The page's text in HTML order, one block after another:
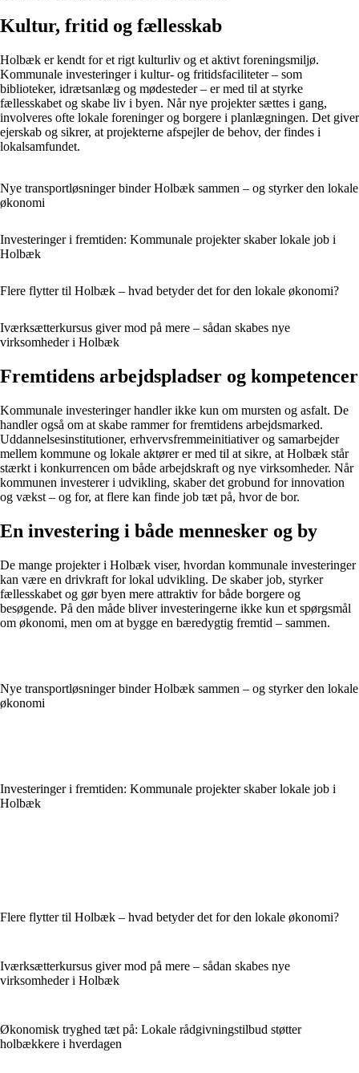
Kultur, fritid og fællesskab
Holbæk er kendt for et rigt kulturliv og et aktivt foreningsmiljø.
Kommunale investeringer i kultur- og fritidsfaciliteter – som
biblioteker, idrætsanlæg og mødesteder – er med til at styrke
fællesskabet og skabe liv i byen. Når nye projekter sættes i gang,
involveres ofte lokale foreninger og borgere i planlægningen. Det giver
ejerskab og sikrer, at projekterne afspejler de behov, der findes i
lokalsamfundet.
Nye transportløsninger binder Holbæk sammen – og styrker den lokale
økonomi
Investeringer i fremtiden: Kommunale projekter skaber lokale job i
Holbæk
Flere flytter til Holbæk – hvad betyder det for den lokale økonomi?
Iværksætterkursus giver mod på mere – sådan skabes nye
virksomheder i Holbæk
Fremtidens arbejdspladser og kompetencer
Kommunale investeringer handler ikke kun om mursten og asfalt. De
handler også om at skabe rammer for fremtidens arbejdsmarked.
Uddannelsesinstitutioner, erhvervsfremmeinitiativer og samarbejder
mellem kommune og lokale aktører er med til at sikre, at Holbæk står
stærkt i konkurrencen om både arbejdskraft og nye virksomheder. Når
kommunen investerer i udvikling, skaber det grobund for innovation
og vækst – og for, at flere kan finde job tæt på, hvor de bor.
En investering i både mennesker og by
De mange projekter i Holbæk viser, hvordan kommunale investeringer
kan være en drivkraft for lokal udvikling. De skaber job, styrker
fællesskabet og gør byen mere attraktiv for både borgere og
besøgende. På den måde bliver investeringerne ikke kun et spørgsmål
om økonomi, men om at bygge en bæredygtig fremtid – sammen.
Nye transportløsninger binder Holbæk sammen – og styrker den lokale
økonomi
Investeringer i fremtiden: Kommunale projekter skaber lokale job i
Holbæk
Flere flytter til Holbæk – hvad betyder det for den lokale økonomi?
Iværksætterkursus giver mod på mere – sådan skabes nye
virksomheder i Holbæk
Økonomisk tryghed tæt på: Lokale rådgivningstilbud støtter
holbækkere i hverdagen